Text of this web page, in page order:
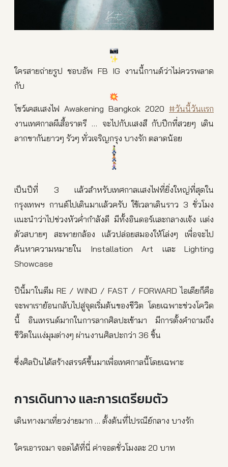
ใครสายถ่ายรูป ชอบอัพ FB IG งานนี้กานต์ว่าไม่ควรพลาด
กับ
โชว์เคสแสงไฟ Awakening Bangkok 2020 #วันนี้วันแรก
งานเทศกาลผีเสื้อราตรี … จะไปกับแสงสีกับปีกที่สวยๆ เดิน
ลากขากันยาวๆ รัวๆ ทั่วเจริญกรุง บางรัก ตลาดน้อย
เป็นปีที่ 3 แล้วสำหรับเทศกาลแสงไฟที่ยิ่งใหญ่ที่สุดใน
กรุงเทพฯ กานต์ไปเดินมาแล้วครับ ใช้เวลาเดินราว 3 ชั่วโมง
แนะนำว่าไปช่วงหัวค่ำกำลังดี มีทั้งอินดอร์และกลางแจ้ง แต่ง
ตัวสบายๆ สะพายกล้อง แล้วปล่อยสมองให้โล่งๆ เพื่อจะไป
ค้นหาความหมายใน Installation Art และ Lighting
Showcase
ปีนี้มาในตีม RE / WIND / FAST / FORWARD ไอเดียก็คือ
จะพาเราย้อนกลับไปสู่จุดเริ่มต้นของชีวิต โดยเฉพาะช่วงโควิด
นี้ อินเทรนด์มากในการลากศิลปะเข้ามา มีการตั้งคำถามถึง
ชีวิตในแง่มุมต่างๆ ผ่านงานศิลปะกว่า 36 ชิ้น
ซึ่งศิลปินได้สร้างสรรค์ขึ้นมาเพื่อเทศกาลนี้โดยเฉพาะ
การเดินทาง และการเตรียมตัว
เดินทางมาเที่ยวง่ายมาก … ตั้งต้นที่ไปรณีย์กลาง บางรัก
ใครเอารถมา จอดได้ที่นี่ ค่าจอดชั่วโมงละ 20 บาท